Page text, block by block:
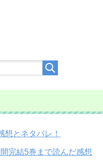
想とネタバレ！
完結5巻まで読んだ感想